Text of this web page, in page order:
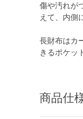
傷や汚れが
えて、内側
長財布はカ
きるポケッ
商品仕